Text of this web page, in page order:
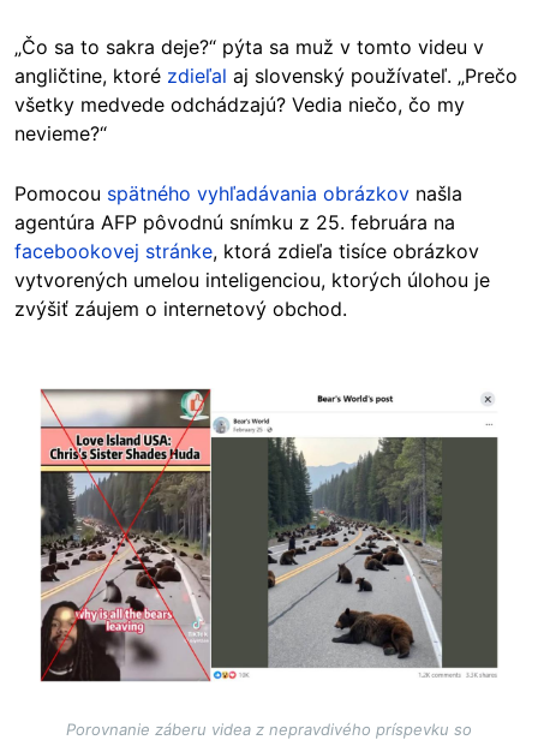
„Čo sa to sakra deje?“ pýta sa muž v tomto videu v
angličtine, ktoré zdieľal aj slovenský používateľ. „Prečo
všetky medvede odchádzajú? Vedia niečo, čo my
nevieme?“
Pomocou spätného vyhľadávania obrázkov našla
agentúra AFP pôvodnú snímku z 25. februára na
facebookovej stránke, ktorá zdieľa tisíce obrázkov
vytvorených umelou inteligenciou, ktorých úlohou je
zvýšiť záujem o internetový obchod.
Image
Porovnanie záberu videa z nepravdivého príspevku so